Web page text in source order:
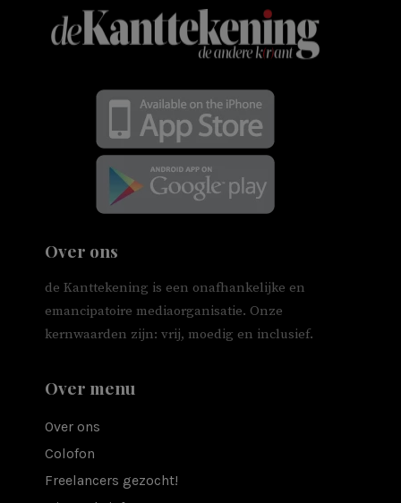
Over ons
de Kanttekening is een onafhankelijke en
emancipatoire mediaorganisatie. Onze
kernwaarden zijn: vrij, moedig en inclusief.
Over menu
Over ons
Colofon
Freelancers gezocht!